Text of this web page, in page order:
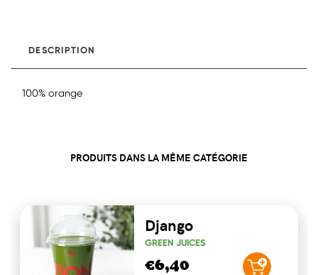
DESCRIPTION
100% orange
PRODUITS DANS LA MÊME CATÉGORIE
Django
GREEN JUICES
€6,40